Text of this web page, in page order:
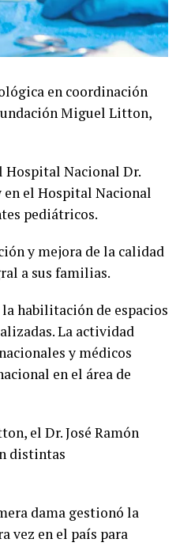
en coordinación
Miguel Litton,
Hospital Nacional Dr.
en el Hospital Nacional
pediátricos.
y mejora de la calidad
a sus familias.
habilitación de espacios
La actividad
y médicos
en el área de
el Dr. José Ramón
distintas
dama gestionó la
vez en el país para